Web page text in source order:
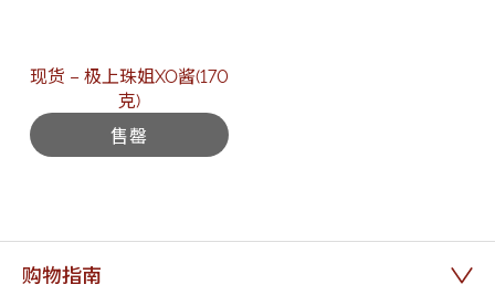
现货 – 极上珠姐XO酱(170
克)
售罄
购物指南